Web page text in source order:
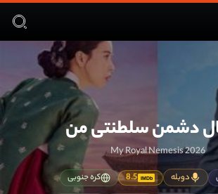
دشمن سلطنتی من
My Royal Nemesis 2026
دوبله IMDb
8.5
کره جنوبی